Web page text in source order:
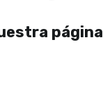
página